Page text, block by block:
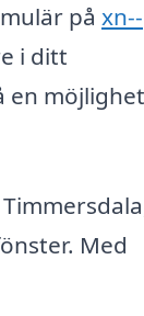
på xn--
i ditt
en möjlighet
Med